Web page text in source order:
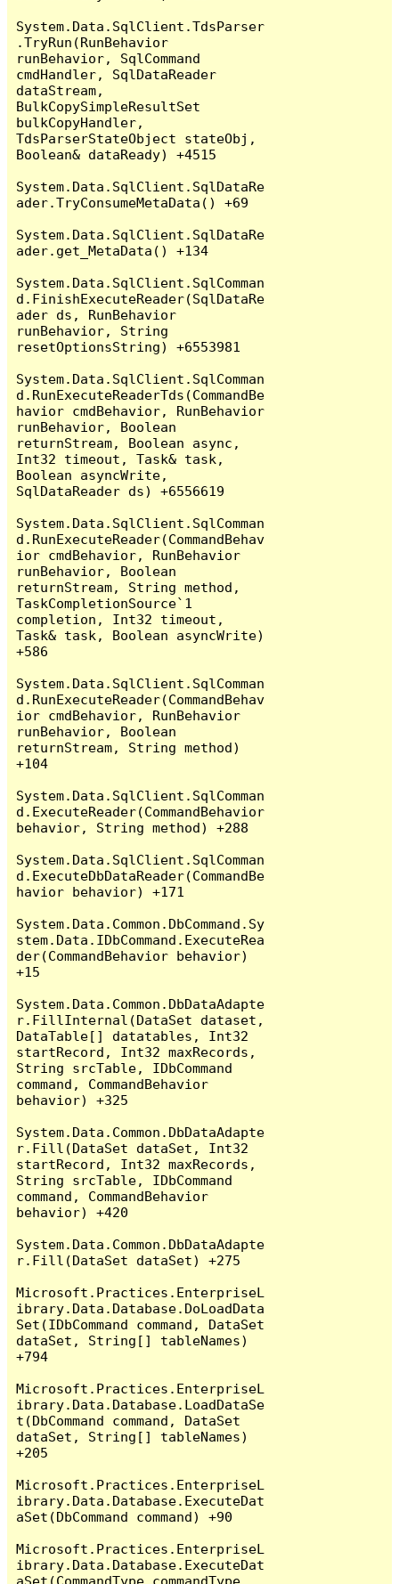
System.Data.SqlClient.TdsParser
.TryRun(RunBehavior
runBehavior, SqlCommand
cmdHandler, SqlDataReader
dataStream,
BulkCopySimpleResultSet
bulkCopyHandler,
TdsParserStateObject stateObj,
Boolean& dataReady) +4515
System.Data.SqlClient.SqlDataRe
ader.TryConsumeMetaData() +69
System.Data.SqlClient.SqlDataRe
ader.get_MetaData() +134
System.Data.SqlClient.SqlComman
d.FinishExecuteReader(SqlDataRe
ader ds, RunBehavior
runBehavior, String
resetOptionsString) +6553981
System.Data.SqlClient.SqlComman
d.RunExecuteReaderTds(CommandBe
havior cmdBehavior, RunBehavior
runBehavior, Boolean
returnStream, Boolean async,
Int32 timeout, Task& task,
Boolean asyncWrite,
SqlDataReader ds) +6556619
System.Data.SqlClient.SqlComman
d.RunExecuteReader(CommandBehav
ior cmdBehavior, RunBehavior
runBehavior, Boolean
returnStream, String method,
TaskCompletionSource`1
completion, Int32 timeout,
Task& task, Boolean asyncWrite)
+586
System.Data.SqlClient.SqlComman
d.RunExecuteReader(CommandBehav
ior cmdBehavior, RunBehavior
runBehavior, Boolean
returnStream, String method)
+104
System.Data.SqlClient.SqlComman
d.ExecuteReader(CommandBehavior
behavior, String method) +288
System.Data.SqlClient.SqlComman
d.ExecuteDbDataReader(CommandBe
havior behavior) +171
System.Data.Common.DbCommand.Sy
stem.Data.IDbCommand.ExecuteRea
der(CommandBehavior behavior)
+15
System.Data.Common.DbDataAdapte
r.FillInternal(DataSet dataset,
DataTable[] datatables, Int32
startRecord, Int32 maxRecords,
String srcTable, IDbCommand
command, CommandBehavior
behavior) +325
System.Data.Common.DbDataAdapte
r.Fill(DataSet dataSet, Int32
startRecord, Int32 maxRecords,
String srcTable, IDbCommand
command, CommandBehavior
behavior) +420
System.Data.Common.DbDataAdapte
r.Fill(DataSet dataSet) +275
Microsoft.Practices.EnterpriseL
ibrary.Data.Database.DoLoadData
Set(IDbCommand command, DataSet
dataSet, String[] tableNames)
+794
Microsoft.Practices.EnterpriseL
ibrary.Data.Database.LoadDataSe
t(DbCommand command, DataSet
dataSet, String[] tableNames)
+205
Microsoft.Practices.EnterpriseL
ibrary.Data.Database.ExecuteDat
aSet(DbCommand command) +90
Microsoft.Practices.EnterpriseL
ibrary.Data.Database.ExecuteDat
aSet(CommandType commandType,